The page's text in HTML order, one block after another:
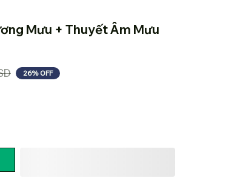
Mưu + Thuyết Âm Mưu
26% OFF